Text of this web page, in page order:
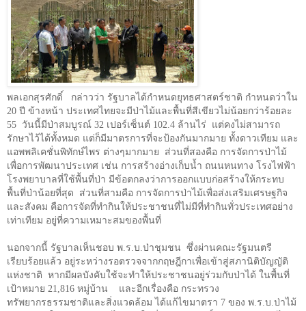
พลเอกสุรศักดิ์
กล่าวว่า รัฐบาลได้กำหนดยุทธศาสตร์ชาติ กำหนดว่าใน
20 ปี ข้างหน้า ประเทศไทยจะมีป่าไม้และพื้นที่สีเขียวไม่น้อยกว่าร้อยละ
55 วันนี้มีป่าสมบูรณ์ 32 เปอร์เซ็นต์ 102.4 ล้านไร่
แต่คงไม่สามารถ
รักษาไว้ได้ทั้งหมด แต่ก็มีมาตรการที่จะป้องกันมากมาย ทั้งดาวเทียม และ
แอพพลิเคชั่นพิทักษ์ไพร ต่างๆมากมาย
ส่วนที่สองคือ การจัดการป่าไม้
เพื่อการพัฒนาประเทศ เช่น การสร้างอ่างเก็บน้ำ ถนนหนทาง โรงไฟฟ้า
โรงพยาบาลที่ใช้พื้นที่ป่า มีข้อตกลงว่าการออกแบบก่อสร้างให้กระทบ
พื้นที่ป่าน้อยที่สุด
ส่วนที่สามคือ การจัดการป่าไม้เพื่อส่งเสริมเศรษฐกิจ
และสังคม คือการจัดที่ทำกินให้ประชาชนที่ไม่มีที่ทำกินทั่วประเทศอย่าง
เท่าเทียม อยู่ที่ความเหมาะสมของพื้นที่
นอกจากนี้ รัฐบาลเห็นชอบ พ.ร.บ.ป่าชุมชน ซึ่งผ่านคณะรัฐมนตรี
เรียบร้อยแล้ว อยู่ระหว่างรอตรวจจากกฤษฎีกาเพื่อเข้าสู่สภานิติบัญญัติ
แห่งชาติ หากมีผลบังคับใช้จะทำให้ประชาชนอยู่ร่วมกับป่าได้ ในพื้นที่
เป้าหมาย 21,816 หมู่บ้าน
และอีกเรื่องคือ กระทรวง
ทรัพยากรธรรมชาติและสิ่งแวดล้อม ได้แก้ไขมาตรา 7 ของ พ.ร.บ.ป่าไม้